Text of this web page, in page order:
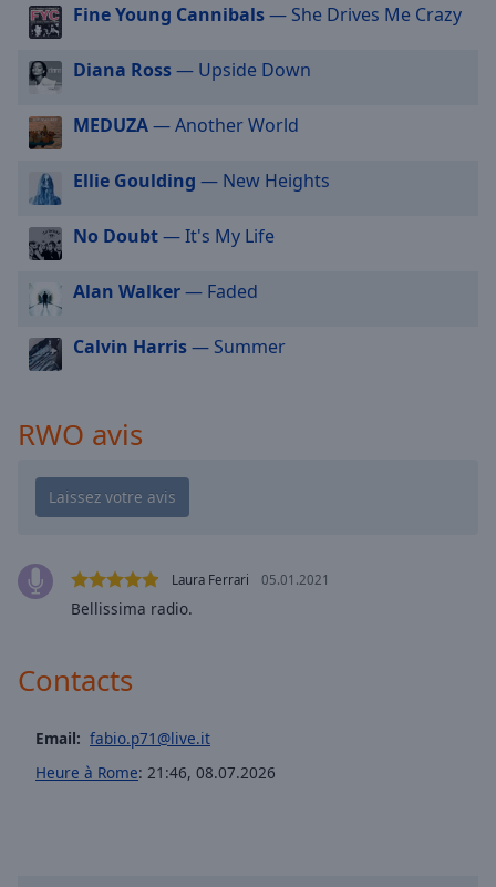
Picture-
in-
Fullscreen
modal
window.
Beginning
dialog
window.
Escape
and
close
window.
Color
Text
Color
Fine Young Cannibals— She Drives Me Crazy
Diana Ross— Upside Down
MEDUZA— Another World
Ellie Goulding — New Heights
No Doubt— It's My Life
Alan Walker— Faded
Calvin Harris— Summer
RWO avis
Laura Ferrari 05.01.2021
Bellissima radio.
Contacts
Email: fabio.p71@live.it
Heure à Rome: 21:46, 08.07.2026